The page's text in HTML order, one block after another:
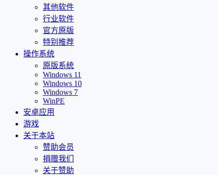
其他软件
行业软件
官方原版
特别推荐
操作系统
原版系统
Windows 11
Windows 10
Windows 7
WinPE
安卓应用
游戏
关于本站
赞助会员
捐赠我们
关于赞助